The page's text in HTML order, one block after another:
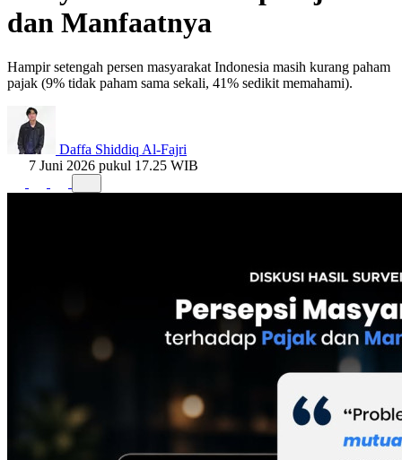
dan Manfaatnya
Hampir setengah persen masyarakat Indonesia masih kurang paham
pajak (9% tidak paham sama sekali, 41% sedikit memahami).
Daffa Shiddiq Al-Fajri
7 Juni 2026 pukul 17.25 WIB